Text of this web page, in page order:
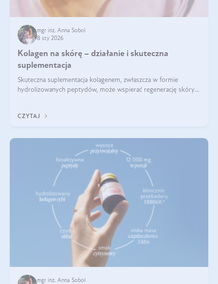
mgr inż. Anna Sobol
8 sty 2026
Kolagen na skórę – działanie i skuteczna
suplementacja
Skuteczna suplementacja kolagenem, zwłaszcza w formie
hydrolizowanych peptydów, może wspierać regenerację skóry i
CZYTAJ
mgr inż. Anna Sobol